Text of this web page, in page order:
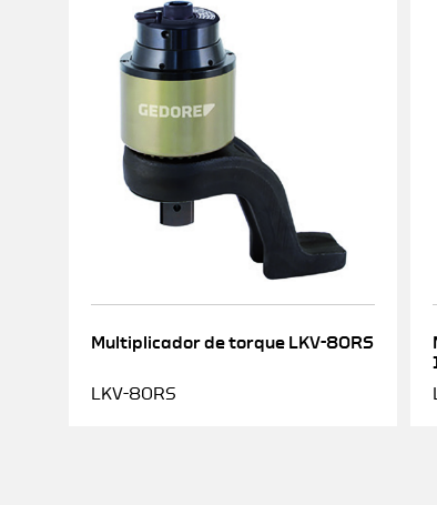
Multiplicador de torque LKV-80RS
LKV-80RS